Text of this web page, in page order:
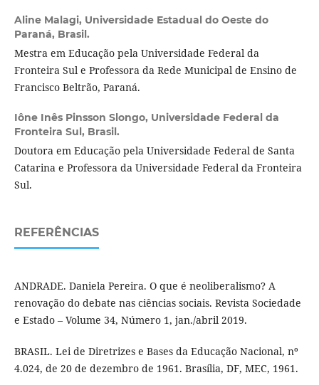
Aline Malagi, Universidade Estadual do Oeste do
Paraná, Brasil.
Mestra em Educação pela Universidade Federal da
Fronteira Sul e Professora da Rede Municipal de Ensino de
Francisco Beltrão, Paraná.
Iône Inês Pinsson Slongo, Universidade Federal da
Fronteira Sul, Brasil.
Doutora em Educação pela Universidade Federal de Santa
Catarina e Professora da Universidade Federal da Fronteira
Sul.
REFERÊNCIAS
ANDRADE. Daniela Pereira. O que é neoliberalismo? A
renovação do debate nas ciências sociais. Revista Sociedade
e Estado – Volume 34, Número 1, jan./abril 2019.
BRASIL. Lei de Diretrizes e Bases da Educação Nacional, nº
4.024, de 20 de dezembro de 1961. Brasília, DF, MEC, 1961.